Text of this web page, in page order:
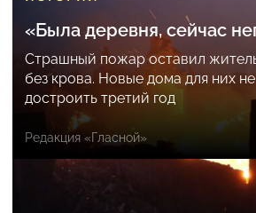
«Была деревня, сейчас
Страшный пожар оставил
без крова. Новые дома для них
достроить третий год
Редакция «Гласной»